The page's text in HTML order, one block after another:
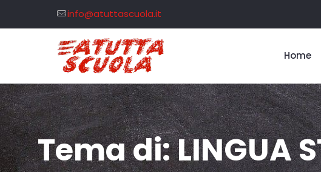
info@atuttascuola.it
Home
Tema di: LINGUA